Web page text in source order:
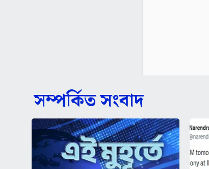
সম্পর্কিত সংবাদ